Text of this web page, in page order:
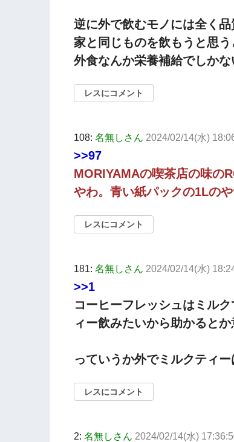
逆に外で飲むモノには全く品
家と同じものを飲もうと思
外食なんか栄養補給でしかな
レスにコメント
108: 名無しさん 2024/02/14(水)
>>97
MORIYAMAの喫茶店の味の
やわ。青い紙パックの1Lの
レスにコメント
181: 名無しさん 2024/02/14(水)
>>1
コーヒーフレッシュはミル
ィー飲みたいから助かると
っていうか外でミルクティ
レスにコメント
2: 名無しさん 2024/02/14(水)